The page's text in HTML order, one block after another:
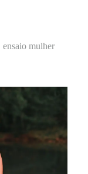
ensaio mulher